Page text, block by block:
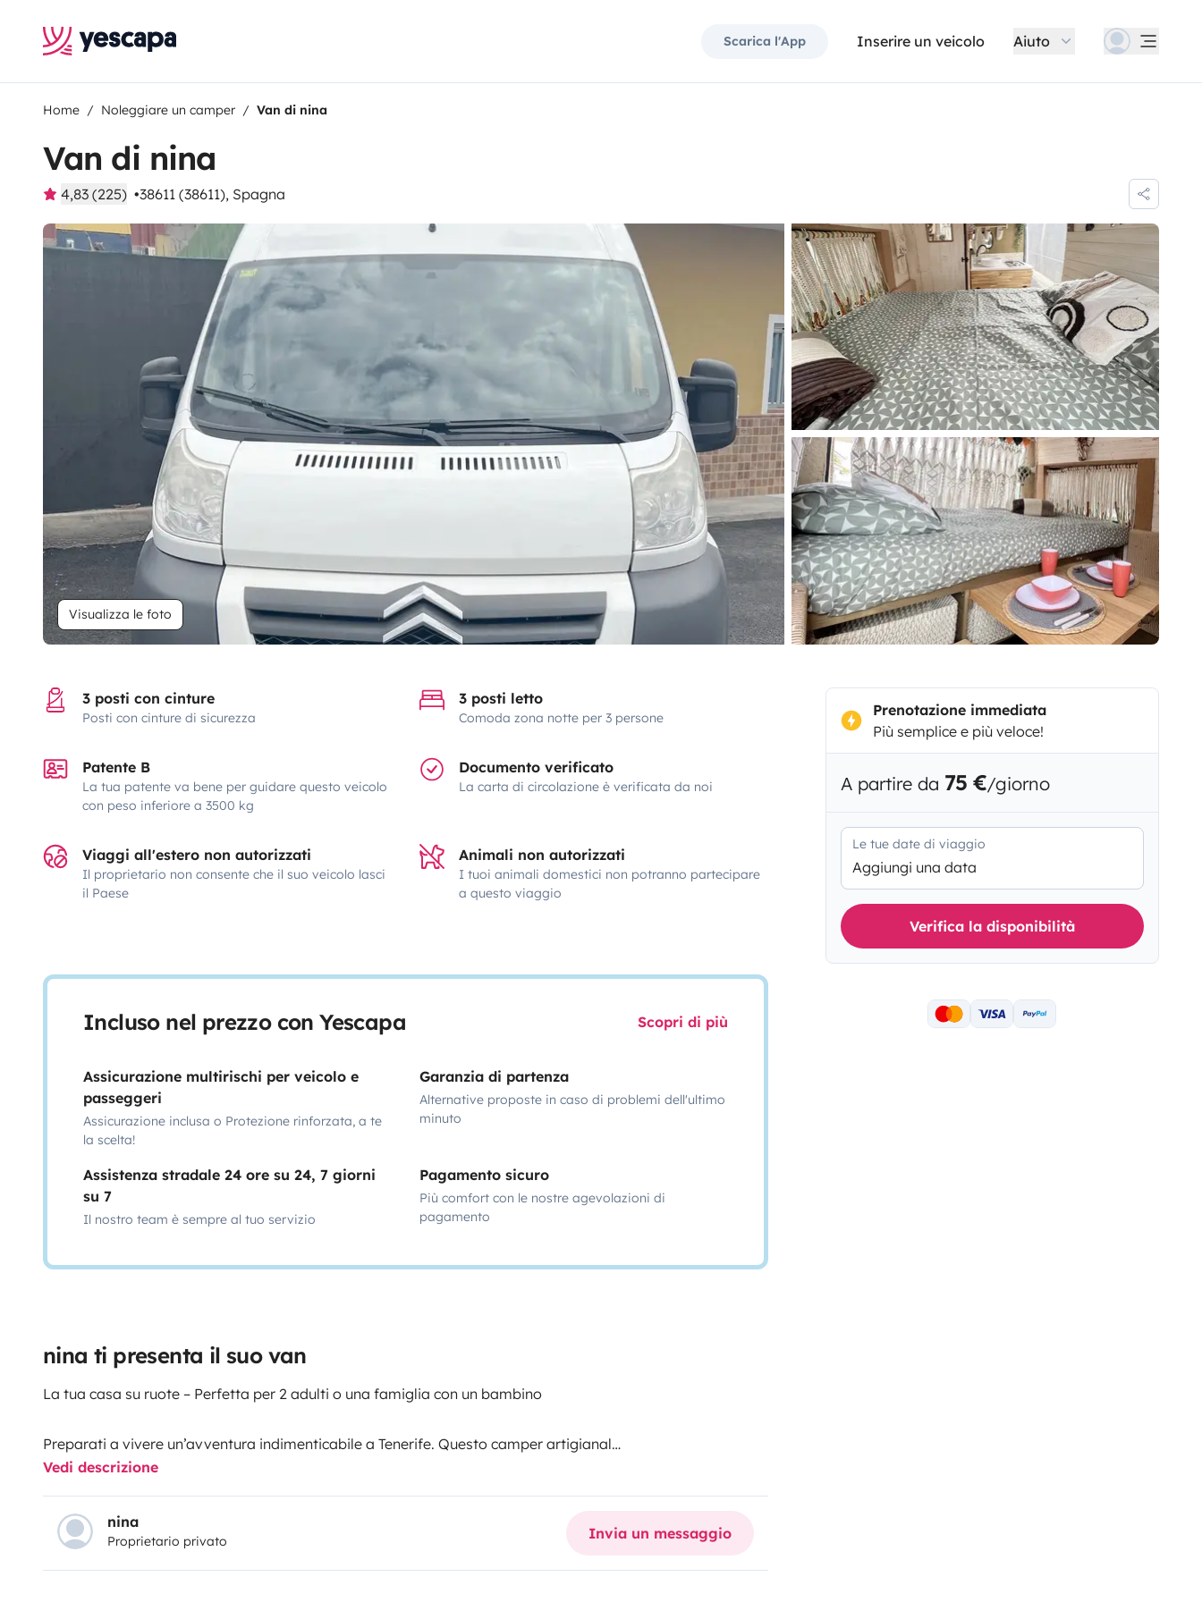
Scarica l'App Inserire un veicolo Aiuto
Home Noleggiare un camper Van di nina
Van di nina
4,83 (225) 38611 (38611), Spagna
Visualizza le foto
3 posti con cinture
Posti con cinture di sicurezza
3 posti letto
Comoda zona notte per 3 persone
Patente B
La tua patente va bene per guidare questo veicolo
con peso inferiore a 3500 kg
Documento verificato
La carta di circolazione è verificata da noi
Viaggi all'estero non autorizzati
Il proprietario non consente che il suo veicolo lasci
il Paese
Animali non autorizzati
I tuoi animali domestici non potranno partecipare
a questo viaggio
Incluso nel prezzo con Yescapa Scopri di più
Assicurazione multirischi per veicolo e
passeggeri
Assicurazione inclusa o Protezione rinforzata, a te
la scelta!
Garanzia di partenza
Alternative proposte in caso di problemi dell'ultimo
minuto
Assistenza stradale 24 ore su 24, 7 giorni
su 7
Il nostro team è sempre al tuo servizio
Pagamento sicuro
Più comfort con le nostre agevolazioni di
pagamento
nina ti presenta il suo van
La tua casa su ruote – Perfetta per 2 adulti o una famiglia con un bambino
Preparati a vivere un’avventura indimenticabile a Tenerife. Questo camper artigianale
è molto più di un semplice veicolo: è il tuo rifugio e la base da cui esplorare spiagge
segrete, sentieri vulcanici e tramonti da cartolina. Compatto, confortevole e
completamente attrezzato, è ideale per una coppia o una piccola famiglia con lo
spirito del viaggio.
Vedi descrizione
nina
Proprietario privato Invia un messaggio
Prenotazione immediata
Più semplice e più veloce!
A partire da 75 €/giorno
Le tue date di viaggio
Aggiungi una data
Verifica la disponibilità